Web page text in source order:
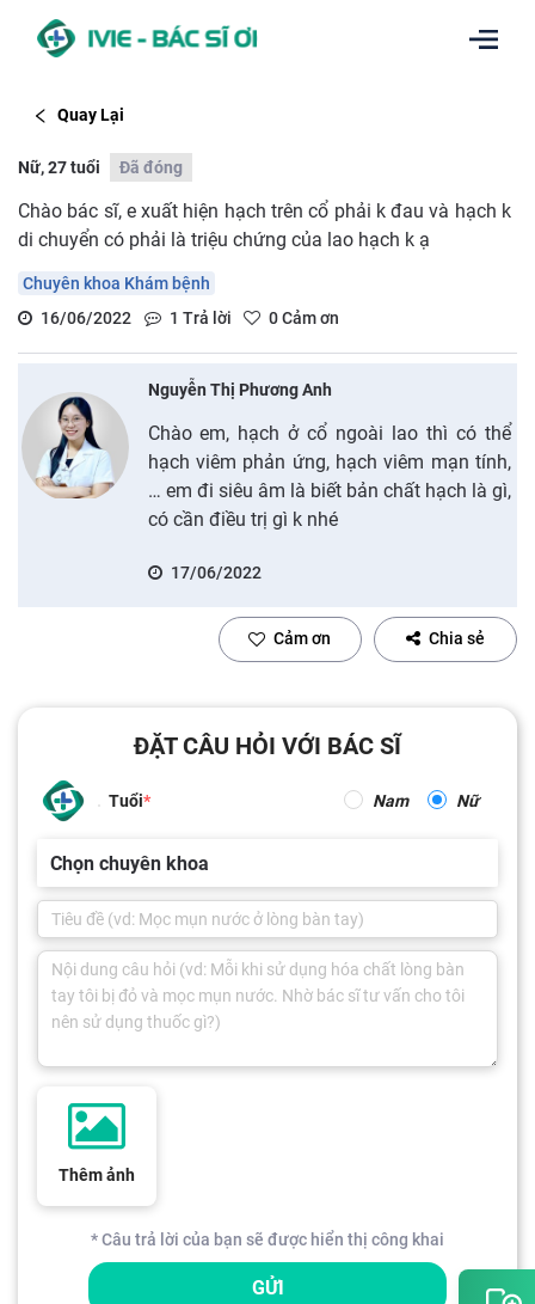
Quay Lại
Nữ, 27 tuổi Đã đóng
Chào bác sĩ, e xuất hiện hạch trên cổ phải k đau và hạch k
di chuyển có phải là triệu chứng của lao hạch k ạ
Chuyên khoa Khám bệnh
16/06/2022
1 Trả lời 0Cảm ơn
Nguyễn Thị Phương Anh
Chào em, hạch ở cổ ngoài lao thì có thể
hạch viêm phản ứng, hạch viêm mạn tính,
… em đi siêu âm là biết bản chất hạch là gì,
có cần điều trị gì k nhé
17/06/2022
Cảm ơn Chia sẻ
ĐẶT CÂU HỎI VỚI BÁC SĨ
Tuổi Nam Nữ
Chọn chuyên khoa
Thêm ảnh
* Câu trả lời của bạn sẽ được hiển thị công khai
GỬI